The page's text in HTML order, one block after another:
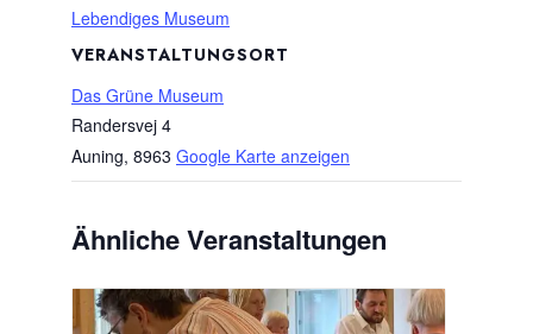
Lebendiges Museum
VERANSTALTUNGSORT
Das Grüne Museum
Randersvej 4
Auning, 8963 Google Karte anzeigen
Ähnliche Veranstaltungen